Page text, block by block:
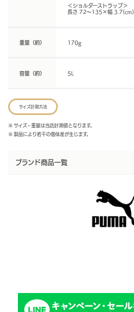
＜ショルダーストラップ＞
長さ 72〜135×幅 3.7(cm)
重量（約） 170g
容量（約） 5L
サイズ計測方法
※ サイズ・重量は当店計測値となります。
※ 製品により若干の個体差が生じます。
ブランド商品一覧